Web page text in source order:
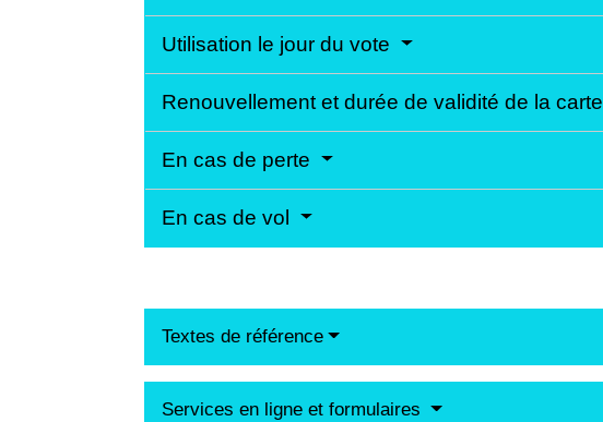
Utilisation le jour du vote
Renouvellement et durée de validité de la carte
En cas de perte
En cas de vol
Textes de référence
Services en ligne et formulaires